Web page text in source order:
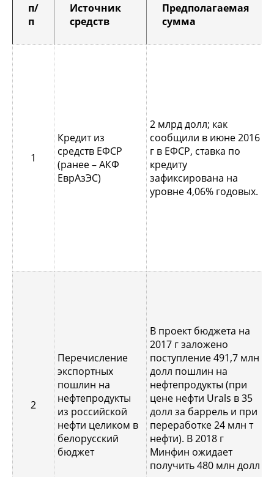
п/
п
Источник
средств
Предполагаемая
сумма
1
Кредит из
средств ЕФСР
(ранее – АКФ
ЕврАзЭС)
2 млрд долл; как
сообщили в июне 2016
г в ЕФСР, ставка по
кредиту
зафиксирована на
уровне 4,06% годовых.
2
Перечисление
экспортных
пошлин на
нефтепродукты
из российской
нефти целиком в
белорусский
бюджет
В проект бюджета на
2017 г заложено
поступление 491,7 млн
долл пошлин на
нефтепродукты (при
цене нефти Urals в 35
долл за баррель и при
переработке 24 млн т
нефти). В 2018 г
Минфин ожидает
получить 480 млн долл